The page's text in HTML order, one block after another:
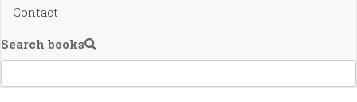
Contact
Search books